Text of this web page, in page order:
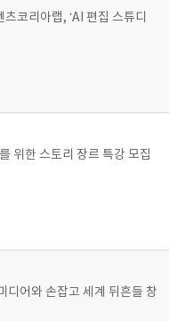
코리아랩, ‘AI 편집 스튜디
위한 스토리 장르 특강 모집
디어와 손잡고 세계 뒤흔들 창